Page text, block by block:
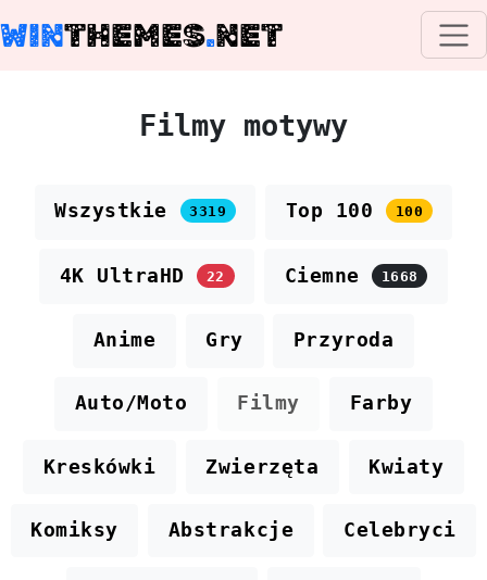
WINTHEMES.NET
Filmy motywy
Wszystkie 3319 Top 100 100
4K UltraHD 22 Ciemne 1668
Anime Gry Przyroda
Auto/Moto Filmy Farby
Kreskówki Zwierzęta Kwiaty
Komiksy Abstrakcje Celebryci